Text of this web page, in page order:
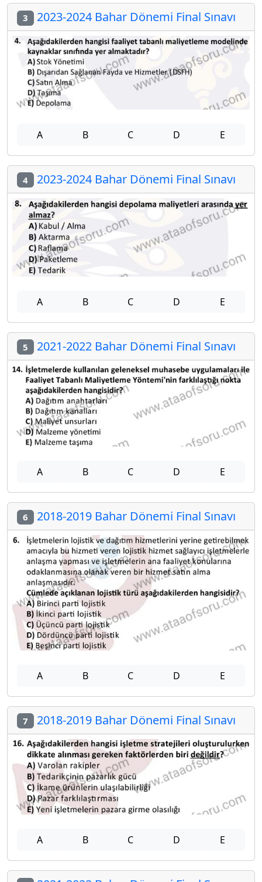
3 2023-2024 Bahar Dönemi Final Sınavı
A B C D E
4 2023-2024 Bahar Dönemi Final Sınavı
A B C D E
5 2021-2022 Bahar Dönemi Final Sınavı
A B C D E
6 2018-2019 Bahar Dönemi Final Sınavı
A B C D E
7 2018-2019 Bahar Dönemi Final Sınavı
A B C D E